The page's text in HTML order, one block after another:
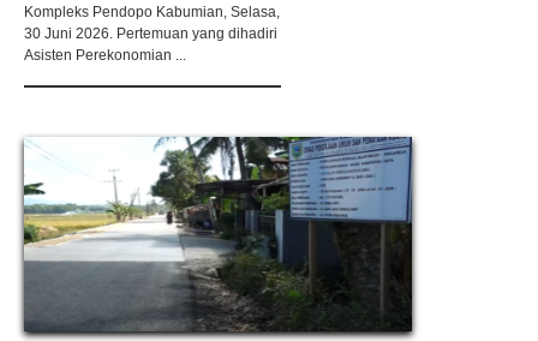
Kompleks Pendopo Kabumian, Selasa,
30 Juni 2026. Pertemuan yang dihadiri
Asisten Perekonomian ...